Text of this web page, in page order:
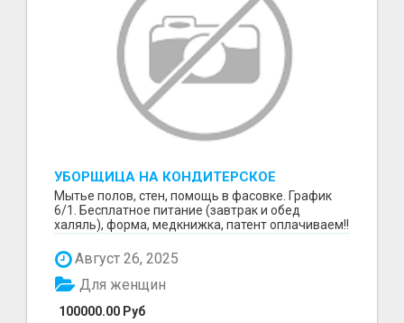
УБОРЩИЦА НА КОНДИТЕРСКОЕ
ПРОИЗВОДСТВО (МАРЬИНО/КУРЬЯНОВО)
Мытье полов, стен, помощь в фасовке. График
6/1. Бесплатное питание (завтрак и обед
халяль), форма, медкнижка, патент оплачиваем!!
Август 26, 2025
100000.00 Руб
Для женщин